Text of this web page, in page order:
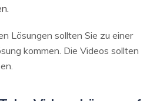
Lösungen sollten Sie zu einer
kommen. Die Videos sollten